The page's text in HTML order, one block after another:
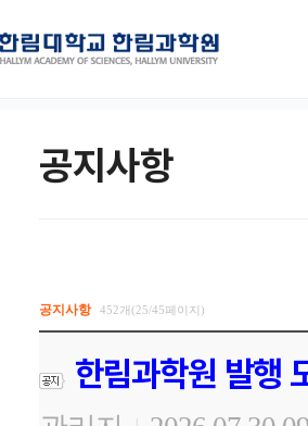
공지사항
공지사항 452개(25/45페이지)
한림과학원 발행